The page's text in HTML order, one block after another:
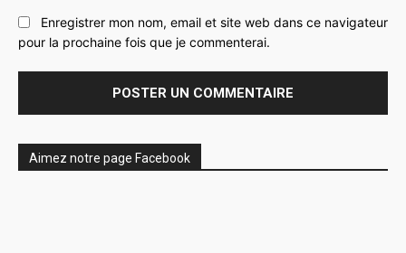
Enregistrer mon nom, email et site web dans ce navigateur
pour la prochaine fois que je commenterai.
Aimez notre page Facebook